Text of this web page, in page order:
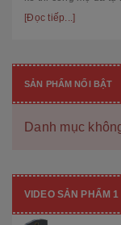
hiệ...
[Đọc tiếp...]
SẢN PHẨM NỔI BẬT
Danh mục
VIDEO SẢN PHẨM 1